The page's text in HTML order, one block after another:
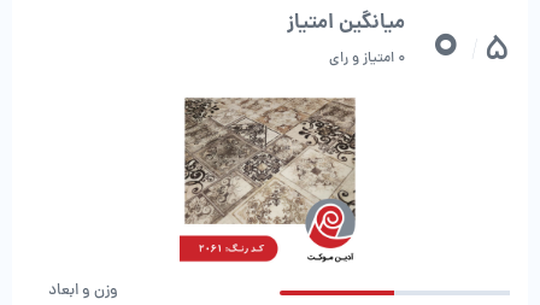
5
0 میانگین امتیاز
0 امتیاز و رای
وزن و ابعاد